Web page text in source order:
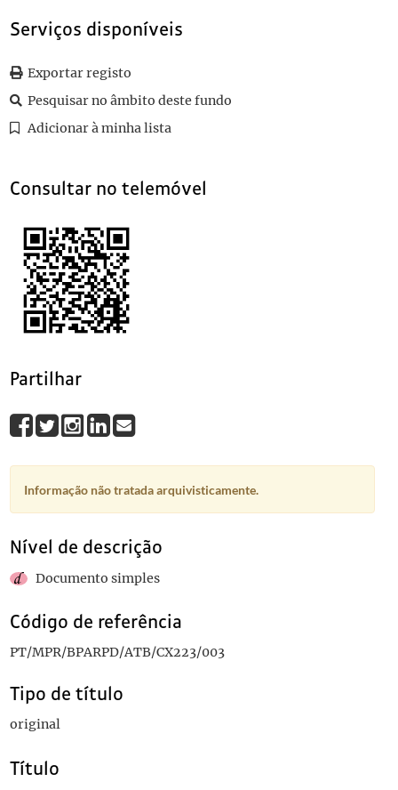
011 Sem título 1889-01-02
089 Sem título
Serviços disponíveis
Exportar registo
Pesquisar no âmbito deste fundo
Adicionar à minha lista
Consultar no telemóvel
Partilhar
Informação não tratada arquivisticamente.
Nível de descrição
Documento simples
Código de referência
PT/MPR/BPARPD/ATB/CX223/003
Tipo de título
original
Título